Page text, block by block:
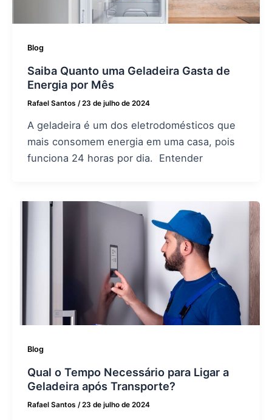
Blog
Saiba Quanto uma Geladeira Gasta de
Energia por Mês
Rafael Santos /23 de julho de 2024
A geladeira é um dos eletrodomésticos que
mais consomem energia em uma casa, pois
funciona 24 horas por dia. Entender
Blog
Qual o Tempo Necessário para Ligar a
Geladeira após Transporte?
Rafael Santos /23 de julho de 2024